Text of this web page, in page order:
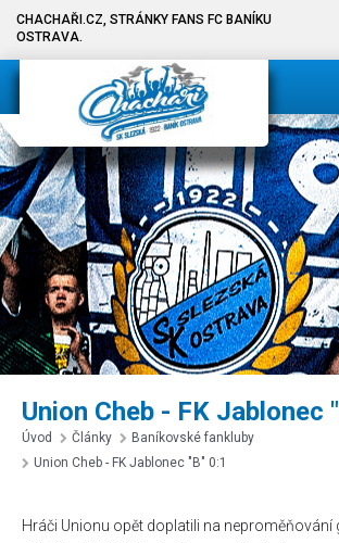
CHACHAŘI.CZ, STRÁNKY FANS FC BANÍKU
OSTRAVA.
Union Cheb - FK Jablonec
Úvod Články
Baníkovské fankluby
Union Cheb - FK Jablonec "B" 0:1
Hráči Unionu opět doplatili na neproměňování